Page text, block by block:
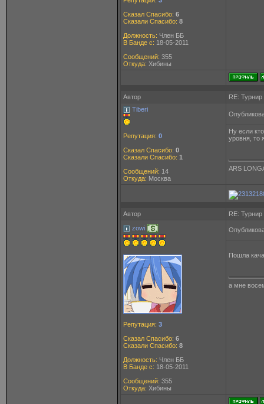
Сказал Спасибо: 6
Сказали Спасибо: 8
Должность: Член ББ
В Банде с: 18-05-2011
Сообщений: 355
Откуда: Хибины
Автор
RE:
Tiberi
Репутация: 0
Сказал Спасибо: 0
Сказали Спасибо: 1
Сообщений: 14
Откуда: Москва
Ну если
уровня, то
ARS
Автор
RE:
zowi
Репутация: 3
Сказал Спасибо: 6
Сказали Спасибо: 8
Должность: Член ББ
В Банде с: 18-05-2011
Сообщений: 355
Откуда: Хибины
Пошла
а мне